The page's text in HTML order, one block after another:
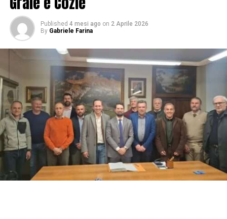
Published 4 mesi ago on 2 Aprile 2026
By Gabriele Farina